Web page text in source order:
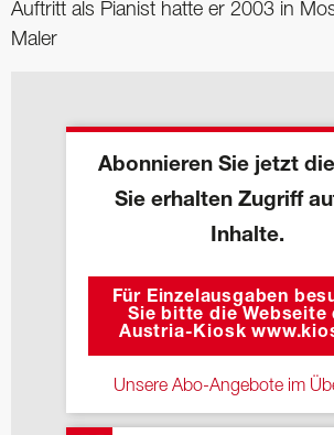
Auftritt als Pianist hatte er 2003 in
Maler
Abonnieren Sie jetzt
Sie erhalten Zugriff
Inhalte.
Für Einzelausgaben
Sie bitte die Webseite
Austria-Kiosk
Unsere Abo-Angebote im